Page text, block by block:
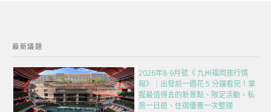
最新議題
2026年8-9月號《 九州福岡旅行情
報》｜出發前一週花 5 分鐘看完！掌
握最值得去的新景點、限定活動、私
房一日遊、住宿優惠一次整理